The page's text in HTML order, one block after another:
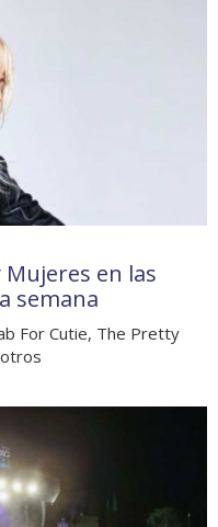
en las
semana
For Cutie, The Pretty